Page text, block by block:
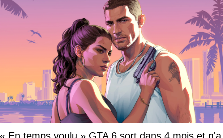
« En temps voulu » GTA 6 sort dans 4 mois et n'a